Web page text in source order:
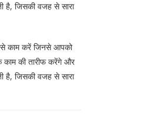
है, जिसकी वजह से सारा
काम करें जिनसे आपको
की तारीफ करेंगे और
है, जिसकी वजह से सारा